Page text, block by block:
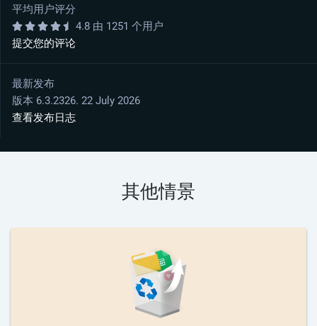
平均用户评分
4.8 由 1251 个用户
提交您的评论
最新发布
版本 6.3.2326. 22 July 2026
查看发布日志
其他情景